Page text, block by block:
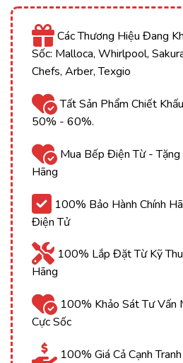
Các Thương Hiệu Đang
Sốc: Malloca, Whirlpool,
Chefs, Arber, Texgio
Tất Sản Phẩm Chiết
50% - 60%.
Mua Bếp Điện Từ -
Hãng
100% Bảo Hành Chính
Điện Tử
100% Lắp Đặt Từ Kỹ
Hãng
100% Khảo Sát Tư Vấn
Cực Sốc
100% Giá Cả Cạnh